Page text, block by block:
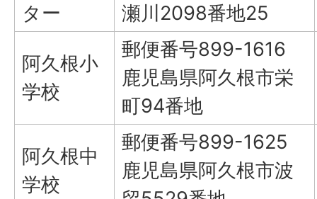
ター
瀬川2098番地25
阿久根小
学校
郵便番号899-1616
鹿児島県阿久根市栄
町94番地
阿久根中
学校
郵便番号899-1625
鹿児島県阿久根市波